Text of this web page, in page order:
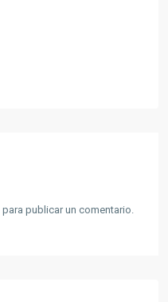
para publicar un comentario.